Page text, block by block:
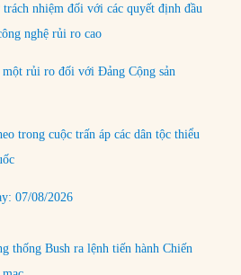
nhiệm đối với các quyết định đầu
nghệ rủi ro cao
rủi ro đối với Đảng Cộng sản
trong cuộc trấn áp các dân tộc thiểu
07/08/2026
thống Bush ra lệnh tiến hành Chiến